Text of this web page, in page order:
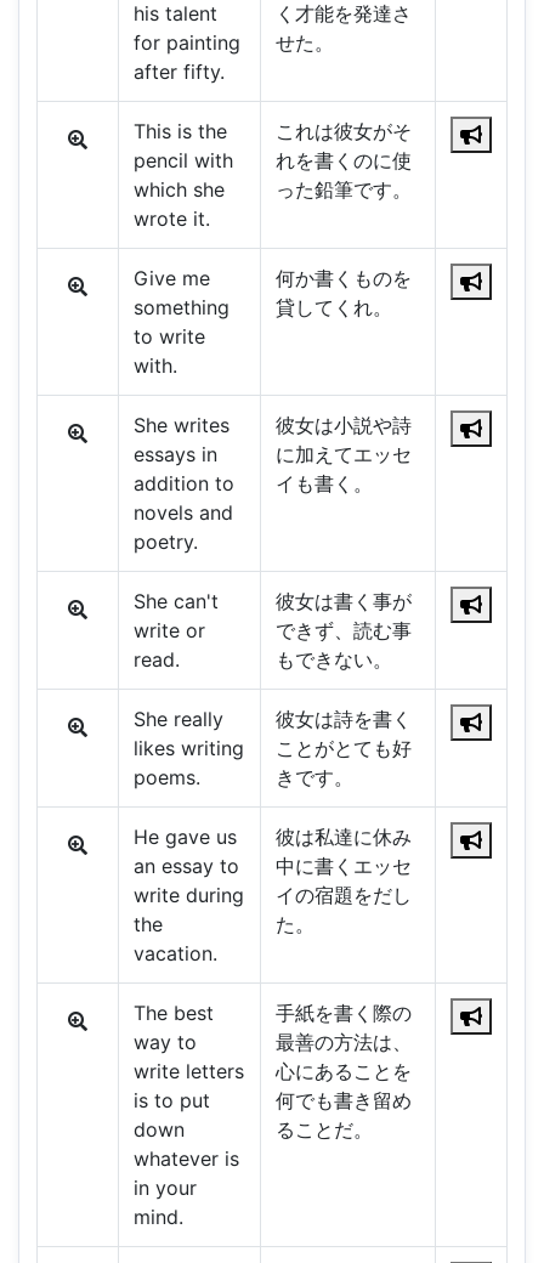
his talent
for painting
after fifty.
く才能を発達さ
せた。
This is the
pencil with
which she
wrote it.
これは彼女がそ
れを書くのに使
った鉛筆です。
Give me
something
to write
with.
何か書くものを
貸してくれ。
She writes
essays in
addition to
novels and
poetry.
彼女は小説や詩
に加えてエッセ
イも書く。
She can't
write or
read.
彼女は書く事が
できず、読む事
もできない。
She really
likes writing
poems.
彼女は詩を書く
ことがとても好
きです。
He gave us
an essay to
write during
the
vacation.
彼は私達に休み
中に書くエッセ
イの宿題をだし
た。
The best
way to
write letters
is to put
down
whatever is
in your
mind.
手紙を書く際の
最善の方法は、
心にあることを
何でも書き留め
ることだ。